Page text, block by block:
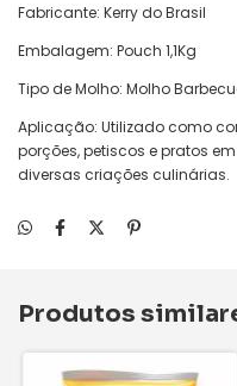
Fabricante: Kerry do Brasil
Embalagem: Pouch 1,1Kg
Tipo de Molho: Molho
Aplicação: Utilizado como
porções, petiscos e pratos
diversas criações culinárias.
Produtos